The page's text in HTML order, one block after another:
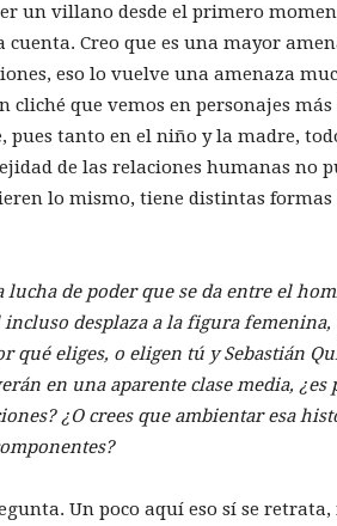
un villano desde el primero
Creo que es una mayor
eso lo vuelve una amenaza
que vemos en personajes más
tanto en el niño y la madre,
de las relaciones humanas no
lo mismo, tiene distintas formas
de poder que se da entre el
incluso desplaza a la figura femenina,
qué eliges, o eligen tú y Sebastián
en una aparente clase media, ¿es
¿O crees que ambientar esa
Un poco aquí eso sí se retrata,